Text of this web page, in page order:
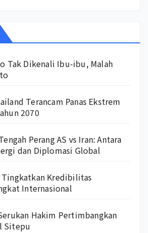
Tak Dikenali Ibu-ibu, Malah
Terancam Panas Ekstrem
2070
Perang AS vs Iran: Antara
dan Diplomasi Global
Tingkatkan Kredibilitas
Internasional
Hakim Pertimbangkan
Sitepu